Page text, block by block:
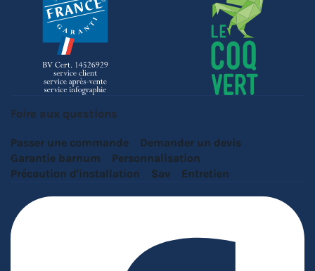
Foire aux questions
Passer une commande
Demander un devis
Garantie barnum
Personnalisation
Précaution d'installation
Sav Entretien